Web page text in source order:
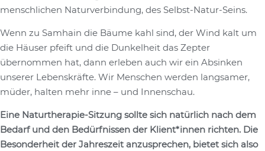
menschlichen Naturverbindung, des Selbst-Natur-Seins.
Wenn zu Samhain die Bäume kahl sind, der Wind kalt um
die Häuser pfeift und die Dunkelheit das Zepter
übernommen hat, dann erleben auch wir ein Absinken
unserer Lebenskräfte. Wir Menschen werden langsamer,
müder, halten mehr inne – und Innenschau.
Eine Naturtherapie-Sitzung sollte sich natürlich nach dem
Bedarf und den Bedürfnissen der Klient*innen richten. Die
Besonderheit der Jahreszeit anzusprechen, bietet sich also